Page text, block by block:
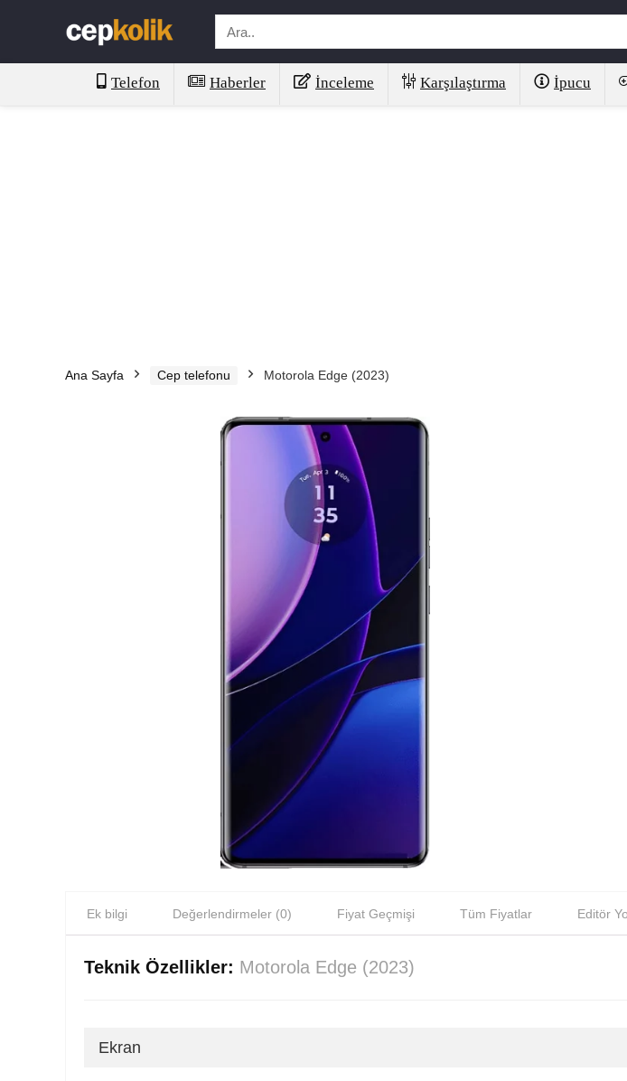
Telefon Haberler İnceleme Karşılaştırma İpucu
Ana Sayfa Cep telefonu Motorola Edge (2023)
Ek bilgi Değerlendirmeler (0) Fiyat Geçmişi Tüm Fiyatlar Editör
Teknik Özellikler: Motorola Edge (2023)
Ekran